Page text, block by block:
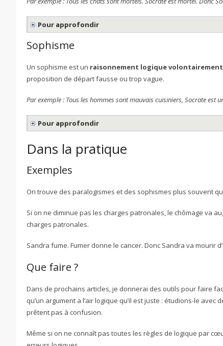
Pour approfondir
Sophisme
Un sophisme est un raisonnement logique
proposition de départ fausse ou trop vague.
Par exemple : Tous les hommes sont mauvais cuisiniers, Socrate est
Pour approfondir
Dans la pratique
Exemples
On trouve des paralogismes et des sophismes plus souvent
Si on ne diminue pas les charges patronales, le chômage va
charges patronales.
Sandra fume. Fumer donne le cancer. Donc Sandra va mourir
Que faire ?
Dans de prochains articles, je donnerai des outils pour faire
qu’un argument a l’air logique qu’il est juste : étudions-le
prêtent pas à confusion.
Même si on ne connaît pas toutes les règles de logique par